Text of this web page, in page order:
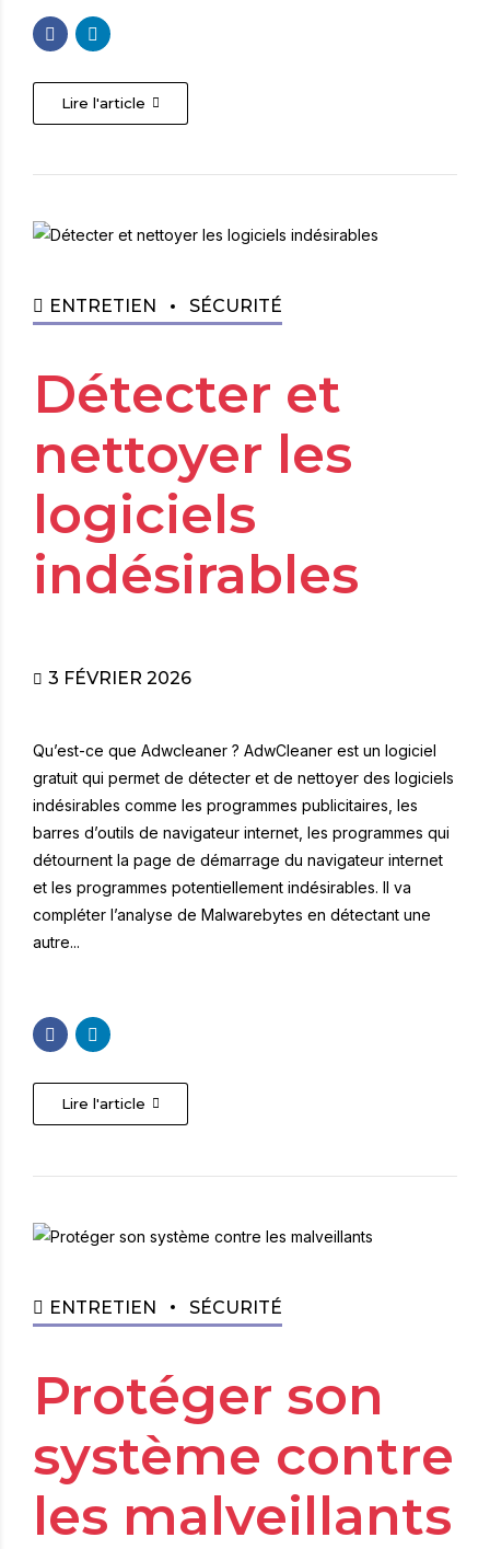
Lire l'article
ENTRETIEN SÉCURITÉ
Détecter et
nettoyer les
logiciels
indésirables
3 FÉVRIER 2026
Qu’est-ce que Adwcleaner ? AdwCleaner est un logiciel
gratuit qui permet de détecter et de nettoyer des logiciels
indésirables comme les programmes publicitaires, les
barres d’outils de navigateur internet, les programmes qui
détournent la page de démarrage du navigateur internet
et les programmes potentiellement indésirables. Il va
compléter l’analyse de Malwarebytes en détectant une
autre...
Lire l'article
ENTRETIEN SÉCURITÉ
Protéger son
système contre
les malveillants